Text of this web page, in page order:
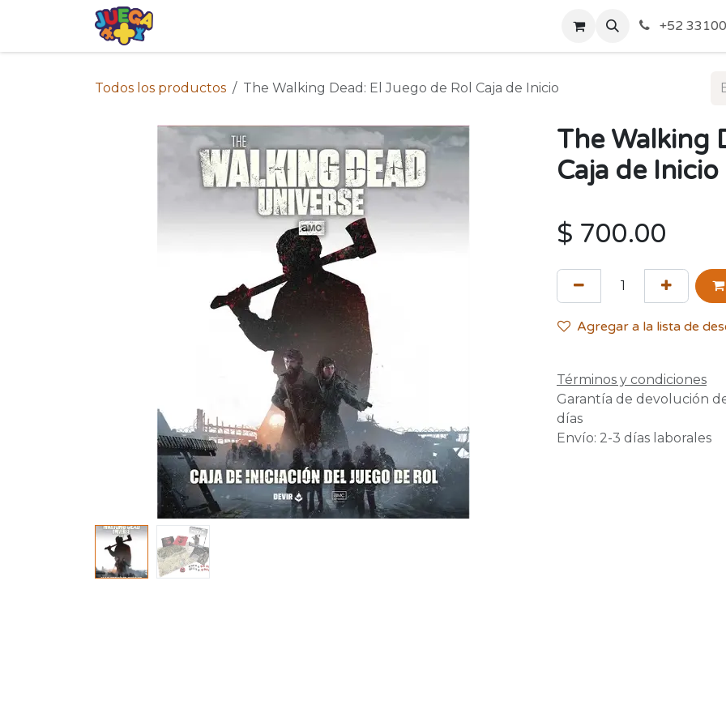
Acerca de Nosotros Politicas de Envío y
+52
Todos los productos The Walking Dead: El Juego de Rol Caja de Inicio
The Walking
Caja de Inicio
$ 700.00
Agregar a la lista de
Términos y condiciones
Garantía de devolución
días
Envío: 2-3 días laborales